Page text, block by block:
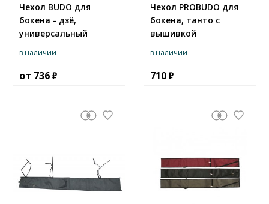
Чехол BUDO для
бокена - дзё,
универсальный
в наличии
от 736
Чехол PROBUDO для
бокена, танто с
вышивкой
в наличии
710